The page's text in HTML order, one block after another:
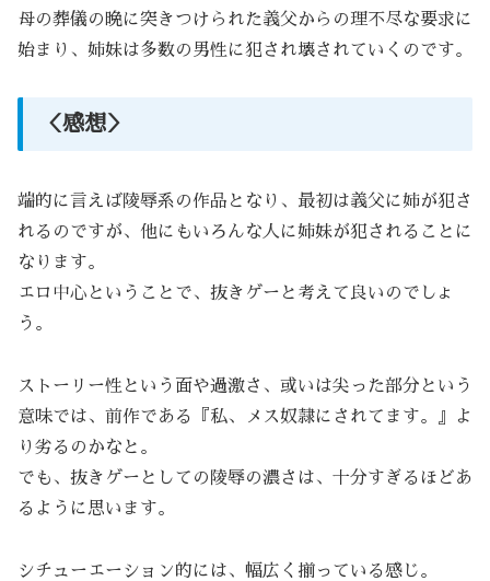
母の葬儀の晩に突きつけられた義父からの理不尽な要求に
始まり、姉妹は多数の男性に犯され壊されていくのです。
＜感想＞
端的に言えば陵辱系の作品となり、最初は義父に姉が犯さ
れるのですが、他にもいろんな人に姉妹が犯されることに
なります。
エロ中心ということで、抜きゲーと考えて良いのでしょ
う。
ストーリー性という面や過激さ、或いは尖った部分という
意味では、前作である『私、メス奴隷にされてます。』よ
り劣るのかなと。
でも、抜きゲーとしての陵辱の濃さは、十分すぎるほどあ
るように思います。
シチューエーション的には、幅広く揃っている感じ。